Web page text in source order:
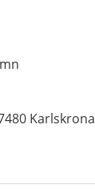
Karlskrona